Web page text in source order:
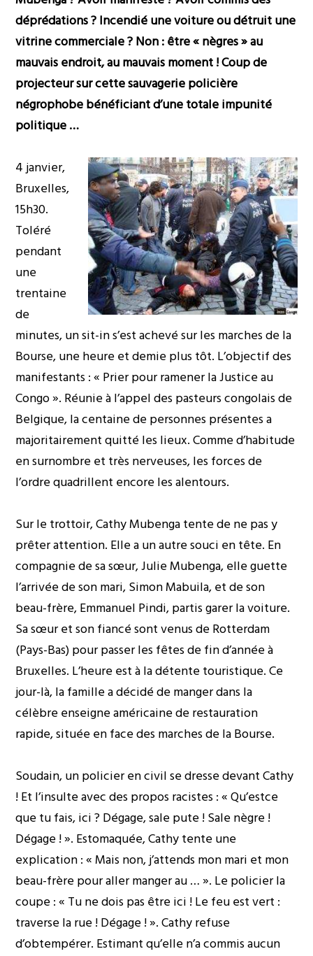
déprédations ? Incendié une voiture ou détruit une
vitrine commerciale ? Non : être « nègres » au
mauvais endroit, au mauvais moment ! Coup de
projecteur sur cette sauvagerie policière
négrophobe bénéficiant d’une totale impunité
politique …
4 janvier,
Bruxelles,
15h30.
Toléré
pendant
une
trentaine
de
minutes, un sit-in s’est achevé sur les marches de la
Bourse, une heure et demie plus tôt. L’objectif des
manifestants : « Prier pour ramener la Justice au
Congo ». Réunie à l’appel des pasteurs congolais de
Belgique, la centaine de personnes présentes a
majoritairement quitté les lieux. Comme d’habitude
en surnombre et très nerveuses, les forces de
l’ordre quadrillent encore les alentours.
Sur le trottoir, Cathy Mubenga tente de ne pas y
prêter attention. Elle a un autre souci en tête. En
compagnie de sa sœur, Julie Mubenga, elle guette
l’arrivée de son mari, Simon Mabuila, et de son
beau-frère, Emmanuel Pindi, partis garer la voiture.
Sa sœur et son fiancé sont venus de Rotterdam
(Pays-Bas) pour passer les fêtes de fin d’année à
Bruxelles. L’heure est à la détente touristique. Ce
jour-là, la famille a décidé de manger dans la
célèbre enseigne américaine de restauration
rapide, située en face des marches de la Bourse.
Soudain, un policier en civil se dresse devant Cathy
! Et l’insulte avec des propos racistes : « Qu’estce
que tu fais, ici ? Dégage, sale pute ! Sale nègre !
Dégage ! ». Estomaquée, Cathy tente une
explication : « Mais non, j’attends mon mari et mon
beau-frère pour aller manger au … ». Le policier la
coupe : « Tu ne dois pas être ici ! Le feu est vert :
traverse la rue ! Dégage ! ». Cathy refuse
d’obtempérer. Estimant qu’elle n’a commis aucun